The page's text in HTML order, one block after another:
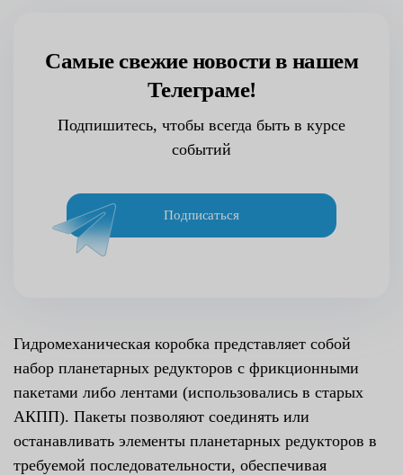
Самые свежие новости в нашем
Телеграме!
Подпишитесь, чтобы всегда быть в курсе
событий
Подписаться
Гидромеханическая коробка представляет собой
набор планетарных редукторов с фрикционными
пакетами либо лентами (использовались в старых
АКПП). Пакеты позволяют соединять или
останавливать элементы планетарных редукторов в
требуемой последовательности, обеспечивая